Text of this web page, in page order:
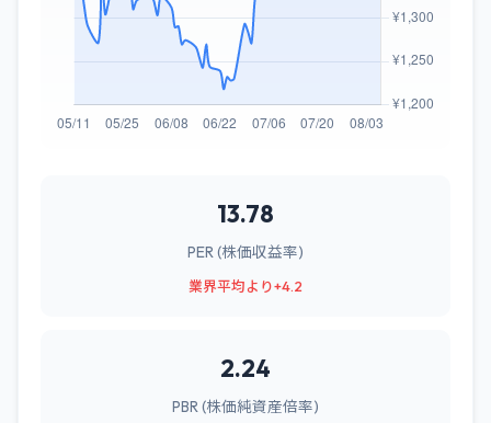
13.78
PER (株価収益率)
業界平均より+4.2
2.24
PBR (株価純資産倍率)